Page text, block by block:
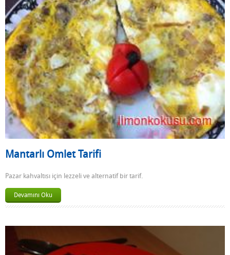
Mantarlı Omlet Tarifi
Pazar kahvaltısı için lezzeli ve alternatif bir tarif.
Devamını Oku